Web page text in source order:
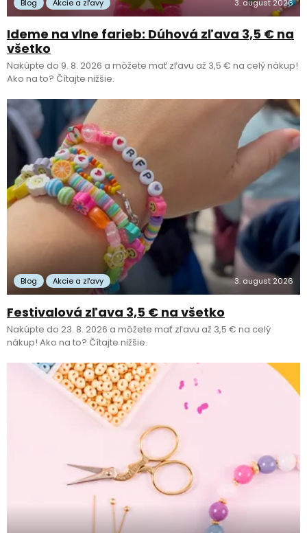
Blog Akcie a zľavy 3. august 2026
Ideme na vlne farieb: Dúhová zľava 3,5 € na
všetko
Nakúpte do 9. 8. 2026 a môžete mať zľavu až 3,5 € na celý nákup!
Ako na to? Čítajte nižšie.
Blog Akcie a zľavy 3. august 2026
Festivalová zľava 3,5 € na všetko
Nakúpte do 23. 8. 2026 a môžete mať zľavu až 3,5 € na celý
nákup! Ako na to? Čítajte nižšie.